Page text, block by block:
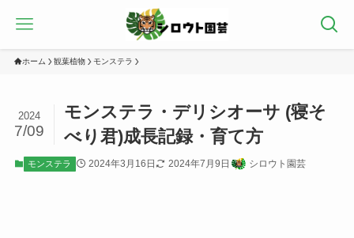
ホーム 観葉植物 モンステラ
モンステラ・デリシオーサ (寝そ
べり君)成長記録・育て方
2024
7/09
モンステラ 2024年3月16日 2024年7月9日 シロウト園芸